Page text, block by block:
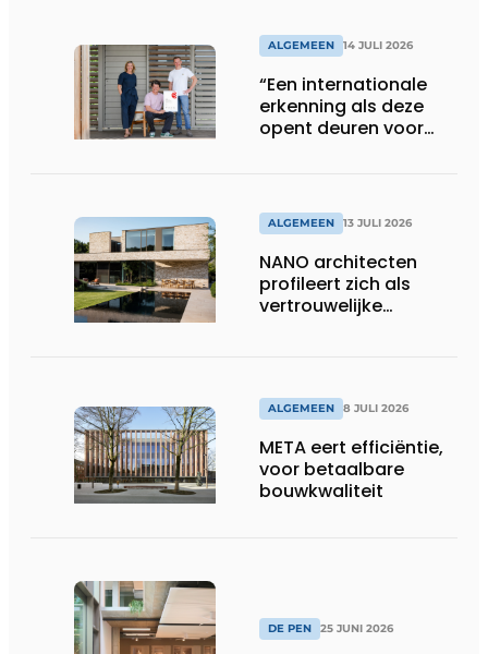
ALGEMEEN 14 JULI 2026
“Een internationale
erkenning als deze
opent deuren voor
ALGEMEEN 13 JULI 2026
NANO architecten
profileert zich als
vertrouwelijke
ALGEMEEN 8 JULI 2026
META eert efficiëntie,
voor betaalbare
bouwkwaliteit
DE PEN 25 JUNI 2026